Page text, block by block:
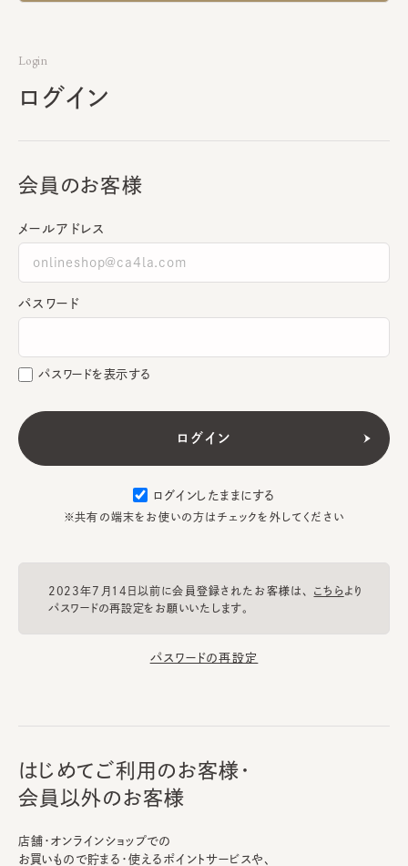
Login
ログイン
会員のお客様
メールアドレス
パスワード
パスワードを表示する
ログインしたままにする
※共有の端末をお使いの方はチェックを外してください
2023年7月14日以前に会員登録されたお客様は、 こちらより
パスワードの再設定をお願いいたします。
パスワードの再設定
はじめてご利用のお客様・
会員以外のお客様
店舗・オンラインショップでの
お買いもので貯まる・使えるポイントサービスや、